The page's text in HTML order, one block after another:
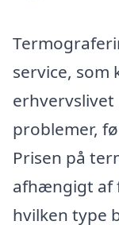
service, som
problemer,
Prisen på
afhængigt af
hvilken type